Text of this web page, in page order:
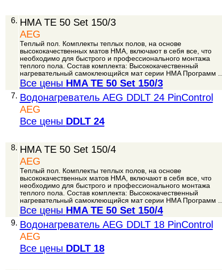
6. HMA TE 50 Set 150/3
AEG
Теплый пол. Комплекты теплых полов, на основе
высококачественных матов HMA, включают в себя все, что
необходимо для быстрого и профессионального монтажа
теплого пола. Состав комплекта: Высококачественный
нагревательный самоклеющийся мат серии HMA Программ
Все цены HMA TE 50 Set 150/3
7. Водонагреватель AEG DDLT 24 PinControl
AEG
Все цены DDLT 24
8. HMA TE 50 Set 150/4
AEG
Теплый пол. Комплекты теплых полов, на основе
высококачественных матов HMA, включают в себя все, что
необходимо для быстрого и профессионального монтажа
теплого пола. Состав комплекта: Высококачественный
нагревательный самоклеющийся мат серии HMA Программ
Все цены HMA TE 50 Set 150/4
9. Водонагреватель AEG DDLT 18 PinControl
AEG
Все цены DDLT 18